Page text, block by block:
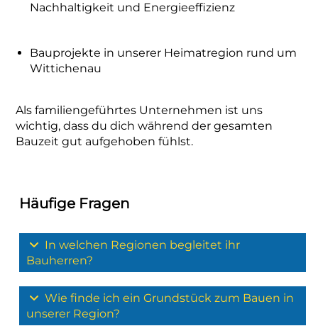
Nachhaltigkeit und Energieeffizienz
Bauprojekte in unserer Heimatregion rund um
Wittichenau
Als familiengeführtes Unternehmen ist uns
wichtig, dass du dich während der gesamten
Bauzeit gut aufgehoben fühlst.
Häufige Fragen
In welchen Regionen begleitet ihr
Bauherren?
Wie finde ich ein Grundstück zum Bauen in
unserer Region?